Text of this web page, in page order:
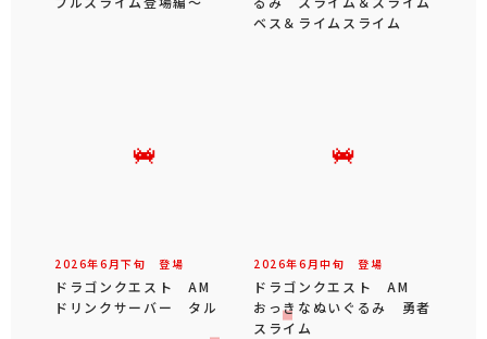
ベス＆ライムスライム
2026年6 月下旬 登場
ドラゴンクエスト AM
ドリンクサーバー タル
2026年6 月中旬 登場
ドラゴンクエスト AM
おっきなぬいぐるみ 勇者
スライム